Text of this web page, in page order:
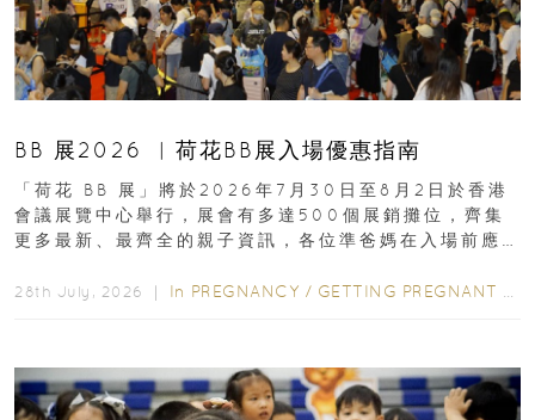
BB 展2026 ︳荷花BB展入場優惠指南
「荷花 BB 展」將於2026年7月30日至8月2日於香港
會議展覽中心舉行，展會有多達500個展銷攤位，齊集
更多最新、最齊全的親子資訊，各位準爸媽在入場前應
28th July, 2026 ｜ In PREGNANCY / GETTING PREGNANT